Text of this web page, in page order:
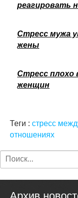
реагировать
Стресс мужа
жены
Стресс плохо
женщин
Теги : стресс
отношениях